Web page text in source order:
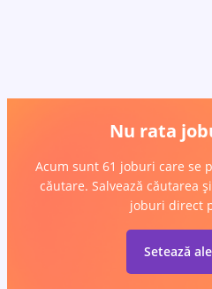
Nu rata
Acum sunt 61 joburi care se
căutare. Salvează căutarea
joburi direct
Setează